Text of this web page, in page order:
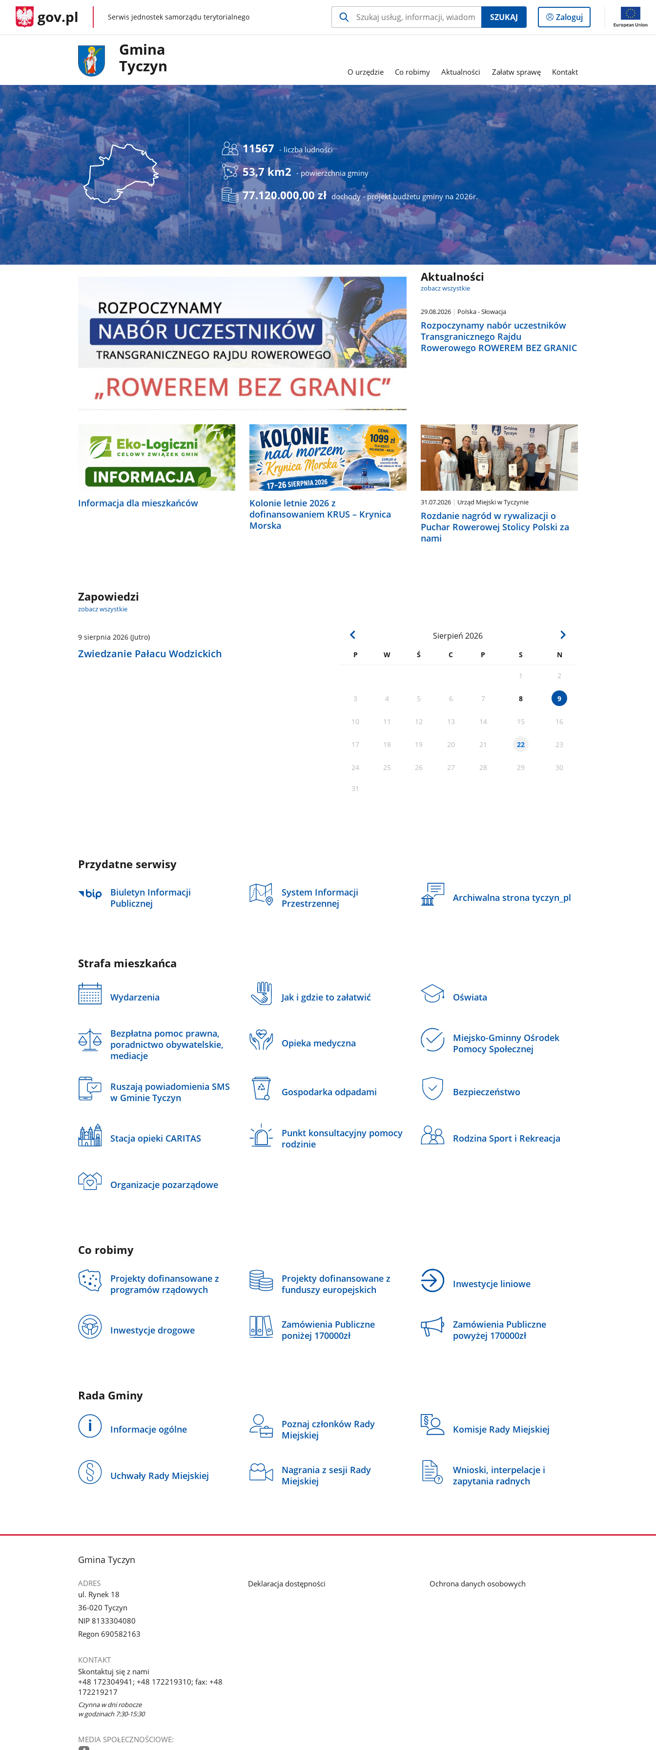
gov.pl gov.plSerwis jednostek samorządu terytorialnego SZUKAJ
Logowanie
do
Zaloguj
Gmina
Tyczyn
O urzędzie Co robimy Aktualności Załatw sprawę Kontakt
11567 - liczba ludności
53,7 km2 - powierzchnia gminy
77.120.000,00 zł dochody - projekt budżetu gminy na 2026r.
Aktualności
zobacz wszystkie
29.08.2026 Polska - Słowacja
Rozpoczynamy nabór uczestników
Transgranicznego Rajdu
Rowerowego ROWEREM BEZ GRANIC
Informacja dla mieszkańców
Kolonie letnie 2026 z
dofinansowaniem KRUS – Krynica
Morska
31.07.2026 Urząd Miejski w Tyczynie
Rozdanie nagród w rywalizacji o
Puchar Rowerowej Stolicy Polski za
nami
Zapowiedzi
zobacz wszystkie
Sierpień 2026
P W Ś C P S N
1 2
3 4 5 6 7 8 9
10 11 12 13 14 15 16
17 18 19 20 21 22 23
24 25 26 27 28 29 30
31
9 sierpnia 2026(Jutro)
Zwiedzanie Pałacu Wodzickich
Przydatne serwisy
Biuletyn Informacji
Publicznej
System Informacji
Przestrzennej
Archiwalna strona tyczyn_pl
Strafa mieszkańca
Wydarzenia Jak i gdzie to załatwić Oświata
Bezpłatna pomoc prawna,
poradnictwo obywatelskie,
mediacje
Opieka medyczna
Miejsko-Gminny Ośrodek
Pomocy Społecznej
Ruszają powiadomienia SMS
w Gminie Tyczyn
Gospodarka odpadami Bezpieczeństwo
Stacja opieki CARITAS
Punkt konsultacyjny pomocy
rodzinie
Rodzina Sport i Rekreacja
Organizacje pozarządowe
Co robimy
Projekty dofinansowane z
programów rządowych
Projekty dofinansowane z
funduszy europejskich
Inwestycje liniowe
Inwestycje drogowe
Zamówienia Publiczne
poniżej 170000zł
Zamówienia Publiczne
powyżej 170000zł
Rada Gminy
Informacje ogólne
Poznaj członków Rady
Miejskiej
Komisje Rady Miejskiej
Uchwały Rady Miejskiej
Nagrania z sesji Rady
Miejskiej
Wnioski, interpelacje i
zapytania radnych
stopka
Gmina Tyczyn
ADRES
ul. Rynek 18
36-020 Tyczyn
NIP 8133304080
Regon 690582163
KONTAKT
Skontaktuj się z nami
+48 172304941; +48 172219310; fax: +48
172219217
Czynna w dni robocze
w godzinach 7:30-15:30
MEDIA SPOŁECZNOŚCIOWE:
Deklaracja dostępności Ochrona danych osobowych